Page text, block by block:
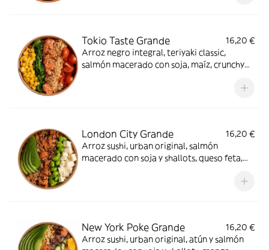
Tokio Taste Grande
16,20 €
Arroz negro integral, teriyaki classic,
salmón macerado con soja, maíz, crunchy
London City Grande
16,20 €
Arroz sushi, urban original, salmón
macerado con soja y shallots, queso feta,
New York Poke Grande
16,20 €
Arroz sushi, urban original, atún y salmón